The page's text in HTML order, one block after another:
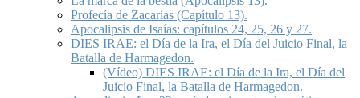
Profecía de Zacarías (Capítulo 13).
Apocalipsis de Isaías: capítulos 24, 25, 26 y 27.
DIES IRAE: el Día de la Ira, el Día del Juicio Final, la
Batalla de Harmagedon.
(Vídeo) DIES IRAE: el Día de la Ira, el Día del
Juicio Final, la Batalla de Harmagedon.